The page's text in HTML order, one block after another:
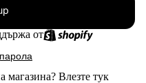
от
магазина? Влезте тук